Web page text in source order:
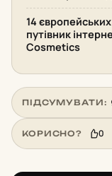
14
путівник
Cosmetics
ПІДСУМУВАТИ:
КОРИСНО? 0